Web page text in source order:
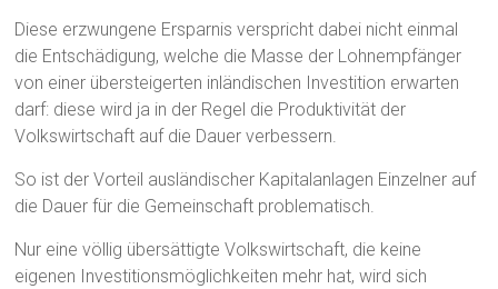
Diese erzwungene Ersparnis verspricht dabei nicht einmal
die Entschädigung, welche die Masse der Lohnempfänger
von einer übersteigerten inländischen Investition erwarten
darf: diese wird ja in der Regel die Produktivität der
Volkswirtschaft auf die Dauer verbessern.
So ist der Vorteil ausländischer Kapitalanlagen Einzelner auf
die Dauer für die Gemeinschaft problematisch.
Nur eine völlig übersättigte Volkswirtschaft, die keine
eigenen Investitionsmöglichkeiten mehr hat, wird sich